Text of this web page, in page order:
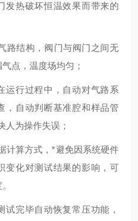
发热破坏恒温效果而带来的
结构，阀门与阀门之间无
点，温度场均匀；
运行过程中，自动对气路系
，自动判断基准腔和样品管
人为操作失误；
计算方式，*避免因系统硬件
变化对测试结果的影响，可
试完毕自动恢复常压功能，